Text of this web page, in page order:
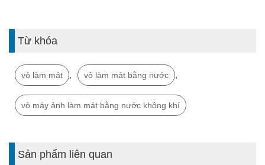
Từ khóa
vỏ làm mát , vỏ làm mát bằng nước ,
vỏ máy ảnh làm mát bằng nước không khí
Sản phẩm liên quan